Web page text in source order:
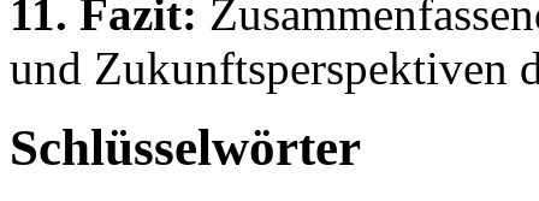
11. Fazit:
und Zukunftsperspektiven
Schlüsselwörter